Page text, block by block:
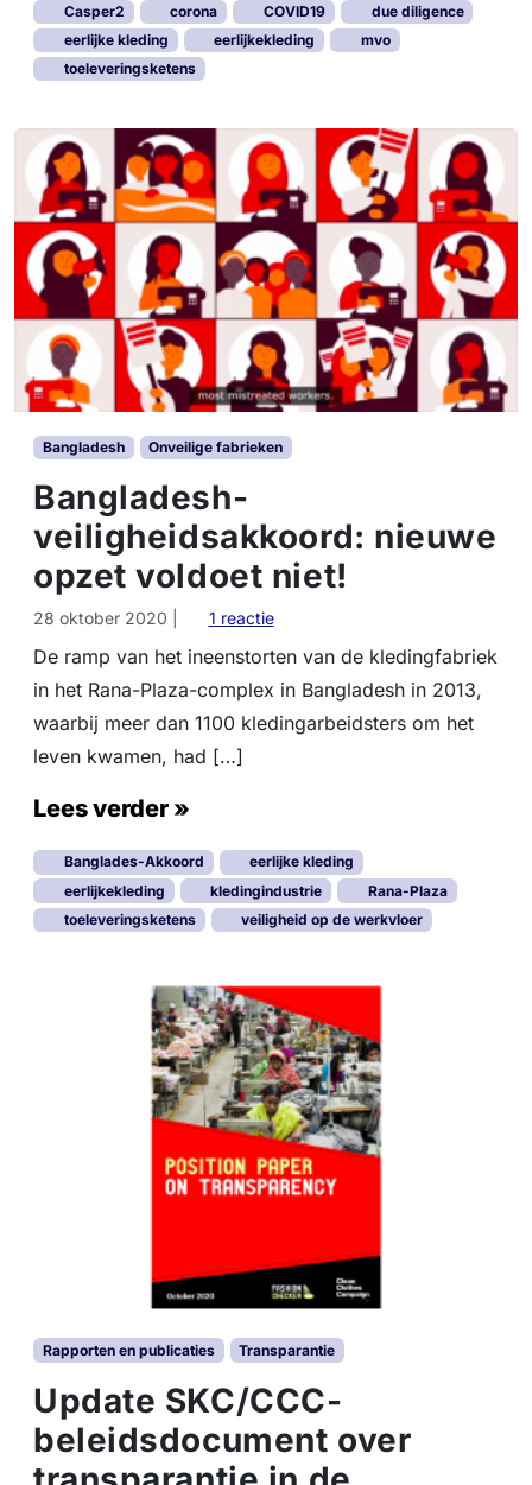
Casper2 corona COVID19
due diligence
eerlijke kleding
eerlijkekleding
mvo
toeleveringsketens
Bangladesh Onveilige fabrieken
Bangladesh-
veiligheidsakkoord: nieuwe
opzet voldoet niet!
28 oktober 2020 1 reactieo
B
a
n
s
h
-
i
l
i
g
h
e
i
d
s
k
o
o
r
d
:
n
i
e
De ramp van het ineenstorten van de kledingfabriek
in het Rana-Plaza-complex in Bangladesh in 2013,
waarbij meer dan 1100 kledingarbeidsters om het
leven kwamen, had […]
Lees verder »
Banglades-Akkoord
eerlijke kleding
eerlijkekleding
kledingindustrie
Rana-Plaza
toeleveringsketens
veiligheid op de werkvloer
Rapporten en publicaties Transparantie
Update SKC/CCC-
beleidsdocument over